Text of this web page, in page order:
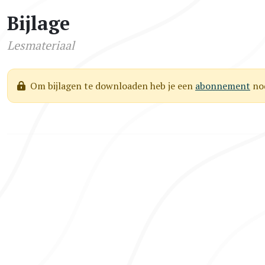
Bijlage
Lesmateriaal
Om bijlagen te downloaden heb je een abonnement